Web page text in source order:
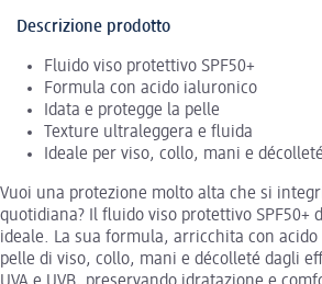
Descrizione prodotto
Fluido viso protettivo SPF50+
Formula con acido ialuronico
Idata e protegge la pelle
Texture ultraleggera e fluida
Ideale per viso, collo, mani e décolleté
Vuoi una protezione molto alta che si
quotidiana? Il fluido viso protettivo SPF50+
ideale. La sua formula, arricchita con
pelle di viso, collo, mani e décolleté dagli